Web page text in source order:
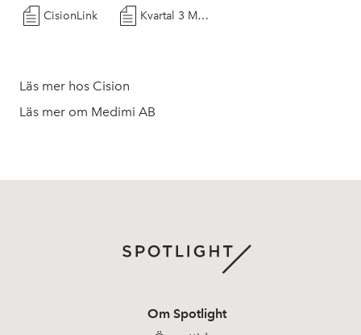
CisionLink Kvartal 3 Medimi AB 2021 FINAL
Läs mer hos Cision
Läs mer om Medimi AB
Om Spotlight